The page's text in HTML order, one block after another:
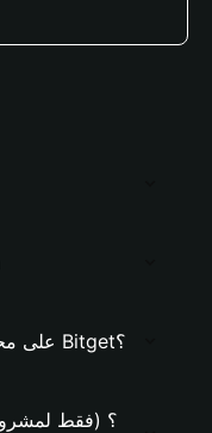
كيفية إنشاء محفظة DARYL على محفظة Bitget؟